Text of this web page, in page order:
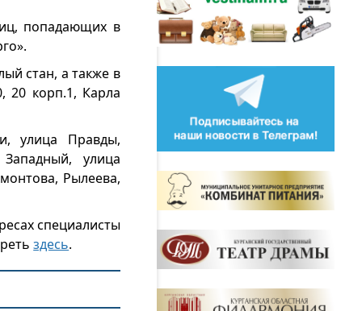
попадающих в
стан, а также в
20 корп.1, Карла
улица Правды,
улица
Рылеева,
специалисты
здесь.